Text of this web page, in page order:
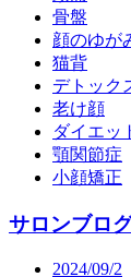
骨盤
顔のゆが
猫背
デトック
老け顔
ダイエッ
顎関節症
小顔矯正
サロンブロ
2024/09/2